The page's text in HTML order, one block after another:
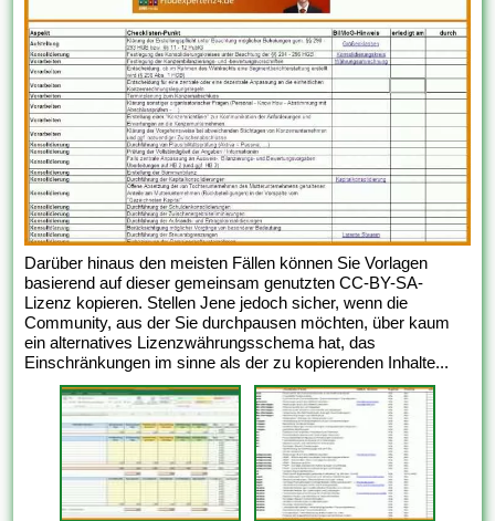
Darüber hinaus den meisten Fällen können Sie Vorlagen
basierend auf dieser gemeinsam genutzten CC-BY-SA-
Lizenz kopieren. Stellen Jene jedoch sicher, wenn die
Community, aus der Sie durchpausen möchten, über kaum
ein alternatives Lizenzwährungsschema hat, das
Einschränkungen im sinne als der zu kopierenden Inhalte...